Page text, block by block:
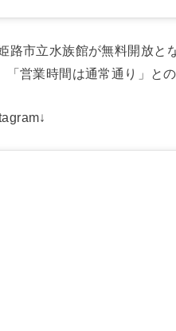
路市立水族館が無料開放と
営業時間は通常通り」との